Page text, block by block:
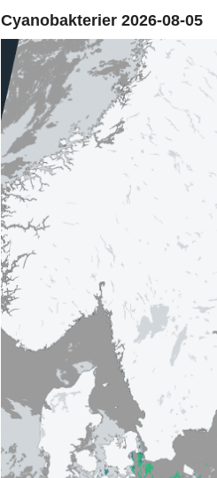
Cyanobakterier 2026-08-05